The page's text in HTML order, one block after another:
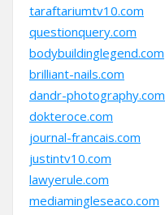
taraftariumtv10.com
questionquery.com
bodybuildinglegend.com
brilliant-nails.com
dandr-photography.com
dokteroce.com
journal-francais.com
justintv10.com
lawyerule.com
mediamingleseaco.com